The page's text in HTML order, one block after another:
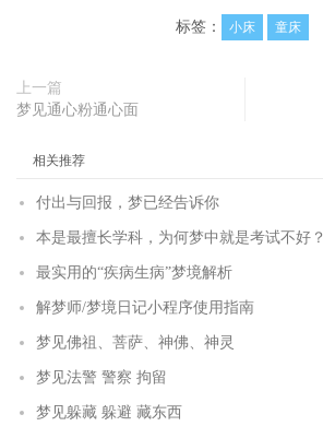
标签： 小床 童床
上一篇
梦见通心粉通心面
相关推荐
付出与回报，梦已经告诉你
本是最擅长学科，为何梦中就是考试不好？
最实用的“疾病生病”梦境解析
解梦师/梦境日记小程序使用指南
梦见佛祖、菩萨、神佛、神灵
梦见法警 警察 拘留
梦见躲藏 躲避 藏东西